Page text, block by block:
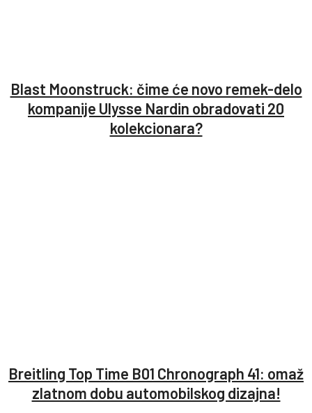
Blast Moonstruck: čime će novo remek-delo
kompanije Ulysse Nardin obradovati 20
kolekcionara?
Breitling Top Time B01 Chronograph 41: omaž
zlatnom dobu automobilskog dizajna!